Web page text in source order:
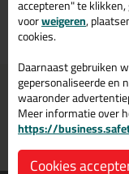
Terug naar
Voor 21:00 uur
morgen in huis
Grootste
uit voorraad
accepteren" te
voorweigeren,
cookies.
Daarnaast gebruiken
gepersonaliseerde en
waaronder
Meer informatie over
https://
Cookies